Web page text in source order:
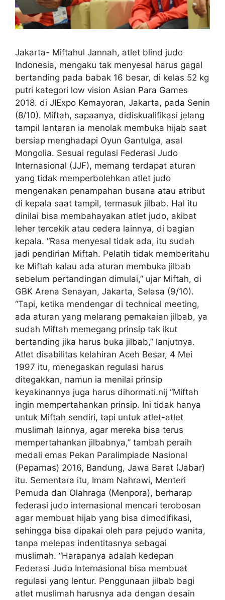
Jakarta- Miftahul Jannah, atlet blind judo
Indonesia, mengaku tak menyesal harus gagal
bertanding pada babak 16 besar, di kelas 52 kg
putri kategori low vision Asian Para Games
2018. di JIExpo Kemayoran, Jakarta, pada Senin
(8/10). Miftah, sapaanya, didiskualifikasi jelang
tampil lantaran ia menolak membuka hijab saat
bersiap menghadapi Oyun Gantulga, asal
Mongolia. Sesuai regulasi Federasi Judo
Internasional (JJF), memang terdapat aturan
yang tidak memperbolehkan atlet judo
mengenakan penampahan busana atau atribut
di kepala saat tampil, termasuk jilbab. Hal itu
dinilai bisa membahayakan atlet judo, akibat
leher tercekik atau cedera lainnya, di bagian
kepala. “Rasa menyesal tidak ada, itu sudah
jadi pendirian Miftah. Pelatih tidak memberitahu
ke Miftah kalau ada aturan membuka jilbab
sebelum pertandingan dimulai,” ujar Miftah, di
GBK Arena Senayan, Jakarta, Selasa (9/10).
“Tapi, ketika mendengar di technical meeting,
ada aturan yang melarang pemakaian jilbab, ya
sudah Miftah memegang prinsip tak ikut
bertanding jika harus buka jilbab,” lanjutnya.
Atlet disabilitas kelahiran Aceh Besar, 4 Mei
1997 itu, menegaskan regulasi harus
ditegakkan, namun ia menilai prinsip
keyakinannya juga harus dihormati.nij “Miftah
ingin mempertahankan prinsip. Ini tidak hanya
untuk Miftah sendiri, tapi untuk atlet-atlet
muslimah lainnya, agar mereka bisa terus
mempertahankan jilbabnya,” tambah peraih
medali emas Pekan Paralimpiade Nasional
(Peparnas) 2016, Bandung, Jawa Barat (Jabar)
itu. Sementara itu, Imam Nahrawi, Menteri
Pemuda dan Olahraga (Menpora), berharap
federasi judo internasional mencari terobosan
agar membuat hijab yang bisa dimodifikasi,
sehingga bisa dipakai oleh para pejudo wanita,
tanpa melepas indentitasnya sebagai
muslimah. “Harapanya adalah kedepan
Federasi Judo Internasional bisa membuat
regulasi yang lentur. Penggunaan jilbab bagi
atlet muslimah harusnya ada dengan desain